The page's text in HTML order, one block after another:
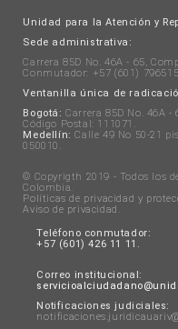
Unidad para la Atención y
Sede administrativa:
Carrera 85D No. 46A - 65,
Conmutador: +57 (601)
Ventanilla única de
Bogotá: Carrera 85D No. 46A
Código Postal: 111071.
Medellín: Calle 49 No 50-21
050010.
© Copyrigth 2019 - Todos los
Colombia.
Políticas de privacidad y
Aviso de privacidad .
Teléfono conmutador:
+57 (601) 426 11 11.
Correo institucional:
Notificaciones judiciales: